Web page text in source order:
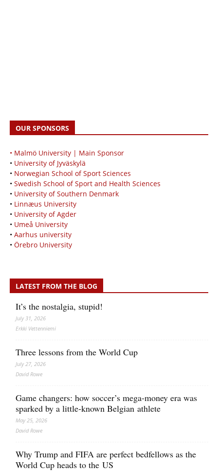
OUR SPONSORS
• Malmö University | Main Sponsor
• University of Jyväskylä
• Norwegian School of Sport Sciences
• Swedish School of Sport and Health Sciences
• University of Southern Denmark
• Linnæus University
• University of Agder
• Umeå University
• Aarhus university
• Örebro University
LATEST FROM THE BLOG
It’s the nostalgia, stupid!
July 31, 2026
Erkki Vetten­­niemi
Three lessons from the World Cup
July 27, 2026
David Rowe
Game changers: how soccer’s mega‑money era was
sparked by a little‑known Belgian athlete
May 25, 2026
David Rowe
Why Trump and FIFA are perfect bedfellows as the
World Cup heads to the US